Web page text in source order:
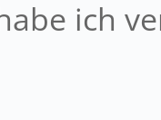
ich